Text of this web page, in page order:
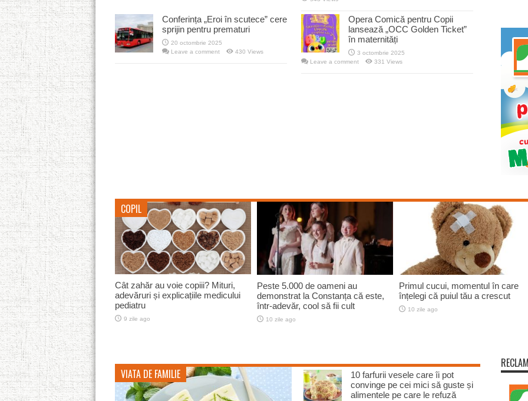
Conferința „Eroi în scutece” cere
sprijin pentru prematuri
20 octombrie 2025
Leave a comment
430 Views
Opera Comică pentru Copii
lansează „OCC Golden Ticket”
în maternități
3 octombrie 2025
Leave a comment
331 Views
COPIL
Înghețată de sfeclă roșie
10 zile ago
Supă-cremă de sfeclă
10 zile ago
Vinete crocante la cuptor
10 zile ago
VIATA DE FAMILIE
10 farfurii vesele care îi pot
convinge pe cei mici să guste și
alimentele pe care le refuză